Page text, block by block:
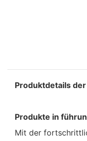
Produktdetails
Produkte in
Mit der